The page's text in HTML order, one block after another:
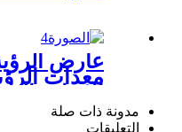
عارض الرؤية
معدات
الإضاءة
مدونة ذات صلة
التعليقات